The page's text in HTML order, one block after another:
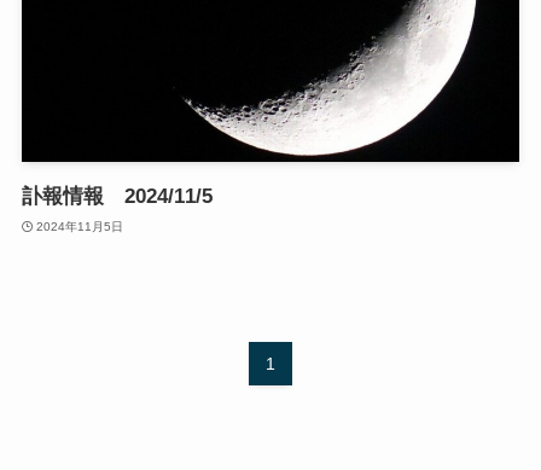
訃報情報 2024/11/5
2024年11月5日
1